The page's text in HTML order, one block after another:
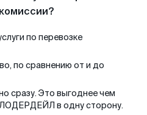
по перевозке
по сравнению от и до
сразу. Это выгоднее чем
в одну сторону.